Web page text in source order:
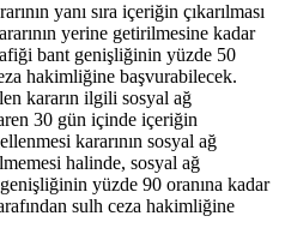
yanı sıra içeriğin çıkarılması
yerine getirilmesine kadar
bant genişliğinin yüzde 50
hakimliğine başvurabilecek.
kararın ilgili sosyal ağ
30 gün içinde içeriğin
kararının sosyal ağ
halinde, sosyal ağ
yüzde 90 oranına kadar
sulh ceza hakimliğine